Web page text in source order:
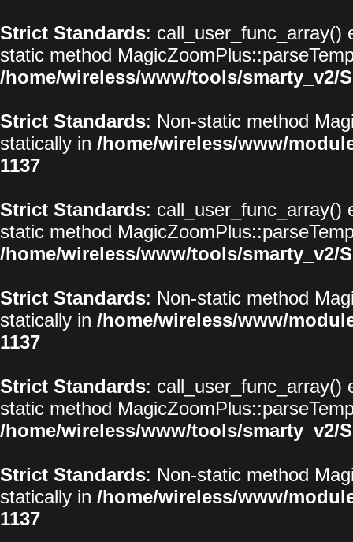
Strict Standards: call_user_func_array()
static method
/home/wireless/www/tools/smarty_v2/
Strict Standards: Non-static method
statically in /home/wireless/www/
1137
Strict Standards: call_user_func_array()
static method
/home/wireless/www/tools/smarty_v2/
Strict Standards: Non-static method
statically in /home/wireless/www/
1137
Strict Standards: call_user_func_array()
static method
/home/wireless/www/tools/smarty_v2/
Strict Standards: Non-static method
statically in /home/wireless/www/
1137